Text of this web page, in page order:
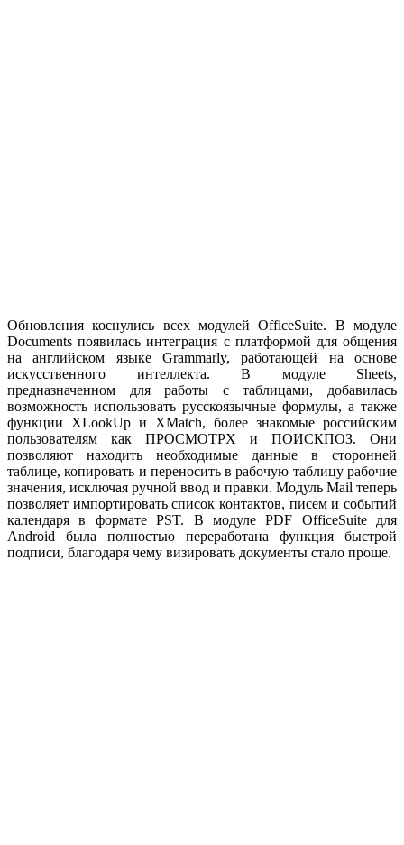
Обновления коснулись всех модулей OfficeSuite. В модуле
Documents появилась интеграция с платформой для общения
на английском языке Grammarly, работающей на основе
искусственного интеллекта. В модуле Sheets,
предназначенном для работы с таблицами, добавилась
возможность использовать русскоязычные формулы, а также
функции ХLookUp и ХMatch, более знакомые российским
пользователям как ПРОСМОТРX и ПОИСКПОЗ. Они
позволяют находить необходимые данные в сторонней
таблице, копировать и переносить в рабочую таблицу рабочие
значения, исключая ручной ввод и правки. Модуль Mail теперь
позволяет импортировать список контактов, писем и событий
календаря в формате PST. В модуле PDF OfficeSuite для
Android была полностью переработана функция быстрой
подписи, благодаря чему визировать документы стало проще.